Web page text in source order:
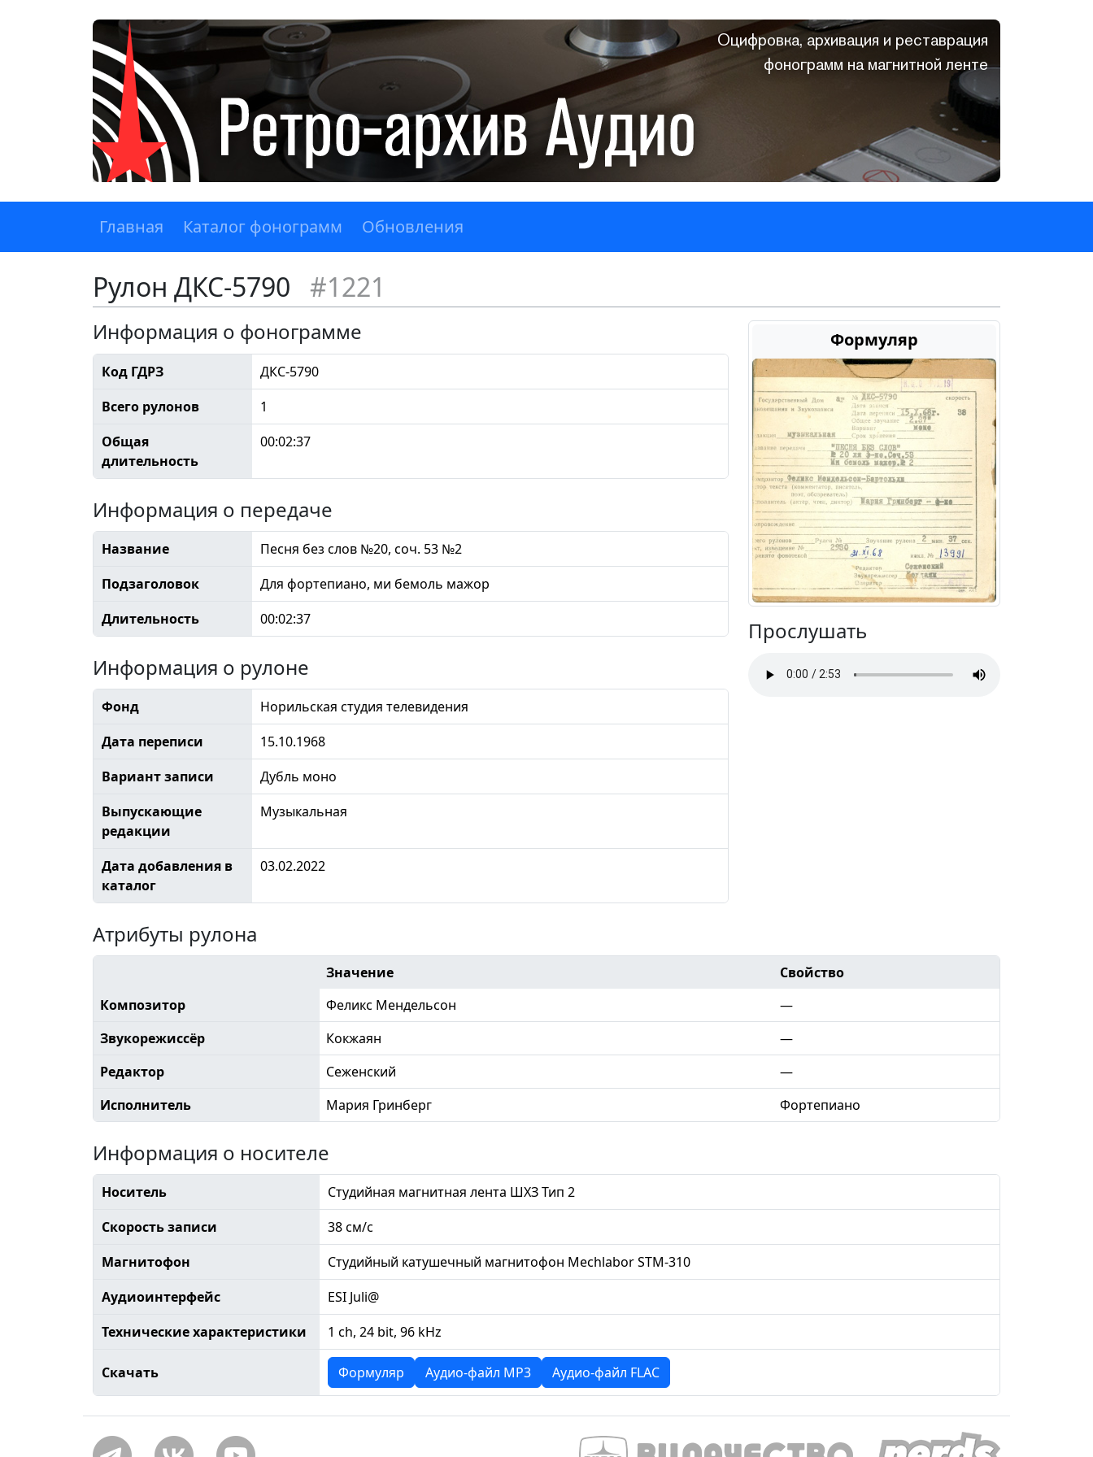
Оцифровка, архивация и реставрация
фонограмм на магнитной ленте
Главная Каталог фонограмм Обновления
Рулон ДКС-5790 #1221
Формуляр
Прослушать
Информация о фонограмме
Код ГДРЗ
ДКС-5790
Всего рулонов
1
Общая
длительность
00:02:37
Информация о передаче
Название
Песня без слов №20, соч. 53 №2
Подзаголовок
Для фортепиано, ми бемоль мажор
Длительность
00:02:37
Информация о рулоне
Фонд
Норильская студия телевидения
Дата переписи
15.10.1968
Вариант записи
Дубль моно
Выпускающие
редакции
Музыкальная
Дата добавления в
каталог
03.02.2022
Атрибуты рулона
Значение
Свойство
Композитор
Феликс Мендельсон
—
Звукорежиссёр
Кокжаян
—
Редактор
Сеженский
—
Исполнитель
Мария Гринберг Фортепиано
Информация о носителе
Носитель
Студийная магнитная лента ШХЗ Тип 2
Скорость записи
38 см/с
Магнитофон
Студийный катушечный магнитофон Mechlabor STM-310
Аудиоинтерфейс
ESI Juli@
Технические характеристики
1 ch, 24 bit, 96 kHz
Скачать Формуляр Аудио-файл MP3 Аудио-файл FLAC